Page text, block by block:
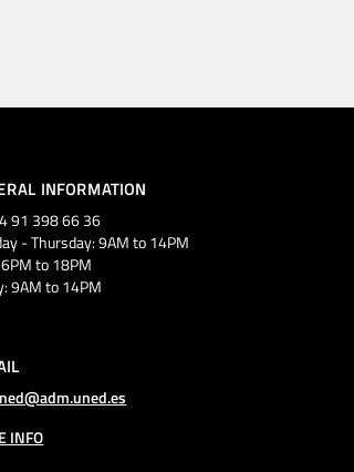
INFORMATION
91 398 66 36
- Thursday: 9AM to 14PM
to 18PM
9AM to 14PM
INFO